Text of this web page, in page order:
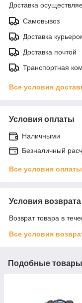
Доставка
Самовывоз
Доставка
Доставка почтой
Транспортная
Все условия
Условия оплаты
Наличными
Безналичный
Все условия оплаты
Условия возврата
Возврат товара в
Все условия
Подобные